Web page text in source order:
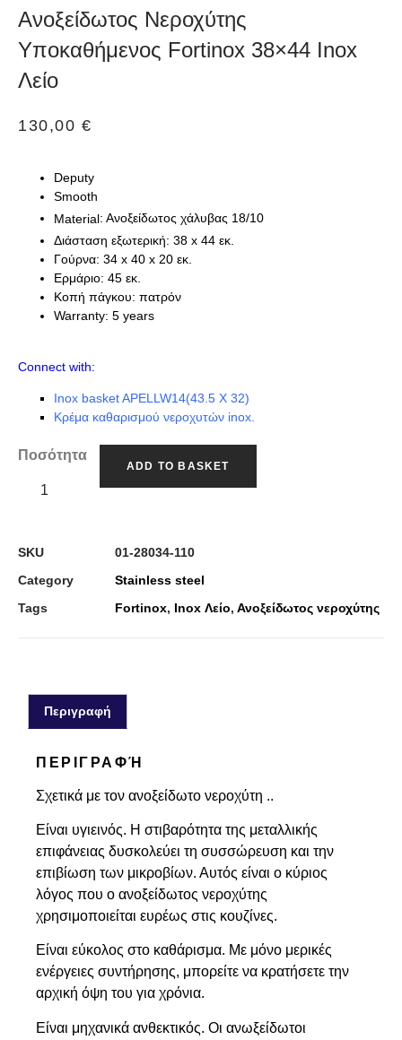
Ανοξείδωτος Νεροχύτης
Υποκαθήμενος Fortinox 38×44 Inox
Λείο
130,00€
Deputy
Smooth
Material: Ανοξείδωτος χάλυβας 18/10
Διάσταση εξωτερική: 38 x 44 εκ.
Γούρνα: 34 x 40 x 20 εκ.
Ερμάριο: 45 εκ.
Κοπή πάγκου: πατρόν
Warranty: 5 years
Connect with:
Inox basket APELLW14(43.5 X 32)
Κρέμα καθαρισμού νεροχυτών inox.
Ποσότητα
ADD TO BASKET
SKU
01-28034-110
Category
Stainless steel
Tags
Fortinox, Inox Λείο, Ανοξείδωτος νεροχύτης
Περιγραφή
ΠΕΡΙΓΡΑΦΉ
Σχετικά με τον ανοξείδωτο νεροχύτη ..
Είναι υγιεινός. Η στιβαρότητα της μεταλλικής
επιφάνειας δυσκολεύει τη συσσώρευση και την
επιβίωση των μικροβίων. Αυτός είναι ο κύριος
λόγος που ο ανοξείδωτος νεροχύτης
χρησιμοποιείται ευρέως στις κουζίνες.
Είναι εύκολος στο καθάρισμα. Με μόνο μερικές
ενέργειες συντήρησης, μπορείτε να κρατήσετε την
αρχική όψη του για χρόνια.
Είναι μηχανικά ανθεκτικός. Οι ανωξείδωτοι